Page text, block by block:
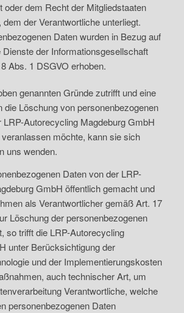
oder dem Recht der Mitgliedstaaten
dem der Verantwortliche unterliegt.
Daten wurden in Bezug auf
Dienste der Informationsgesellschaft
Abs. 1 DSGVO erhoben.
genannten Gründe zutrifft und eine
die Löschung von personenbezogenen
LRP-Autorecycling Magdeburg GmbH
möchte, kann sie sich
uns wenden.
Daten von der LRP-
GmbH öffentlich gemacht und
als Verantwortlicher gemäß Art. 17
Löschung der personenbezogenen
so trifft die LRP-Autorecycling
unter Berücksichtigung der
und der Implementierungskosten
auch technischer Art, um
Verantwortliche, welche
personenbezogenen Daten